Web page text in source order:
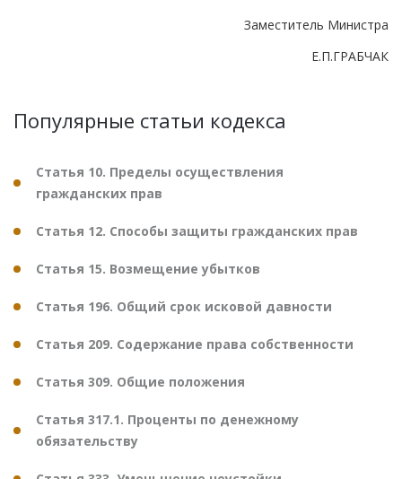
Заместитель Министра
Е.П.ГРАБЧАК
Популярные статьи кодекса
Статья 10. Пределы осуществления
гражданских прав
Статья 12. Способы защиты гражданских прав
Статья 15. Возмещение убытков
Статья 196. Общий срок исковой давности
Статья 209. Содержание права собственности
Статья 309. Общие положения
Статья 317.1. Проценты по денежному
обязательству